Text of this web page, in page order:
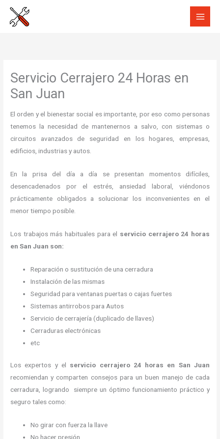
Servicio Cerrajero 24 Horas en
San Juan
El orden y el bienestar social es importante, por eso como personas
tenemos la necesidad de mantenernos a salvo, con sistemas o
circuitos avanzados de seguridad en los hogares, empresas,
edificios, industrias y autos.
En la prisa del día a día se presentan momentos difíciles,
desencadenados por el estrés, ansiedad laboral, viéndonos
prácticamente obligados a solucionar los inconvenientes en el
menor tiempo posible.
Los trabajos más habituales para el servicio cerrajero 24 horas
en San Juan son:
Reparación o sustitución de una cerradura
Instalación de las mismas
Seguridad para ventanas puertas o cajas fuertes
Sistemas antirrobos para Autos
Servicio de cerrajería (duplicado de llaves)
Cerraduras electrónicas
etc
Los expertos y el servicio cerrajero 24 horas en San Juan
recomiendan y comparten consejos para un buen manejo de cada
cerradura, logrando siempre un óptimo funcionamiento práctico y
seguro tales como:
No girar con fuerza la llave
No hacer presión